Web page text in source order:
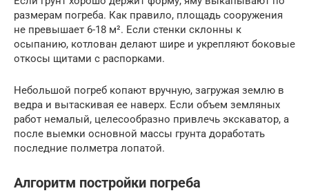
размерам погреба. Как правило, площадь сооружения
не превышает 6-18 м². Если стенки склонны к
осыпанию, котлован делают шире и укрепляют боковые
откосы щитами с распорками.
Небольшой погреб копают вручную, загружая землю в
ведра и вытаскивая ее наверх. Если объем земляных
работ немалый, целесообразно привлечь экскаватор, а
после выемки основной массы грунта доработать
последние полметра лопатой.
Алгоритм постройки погреба